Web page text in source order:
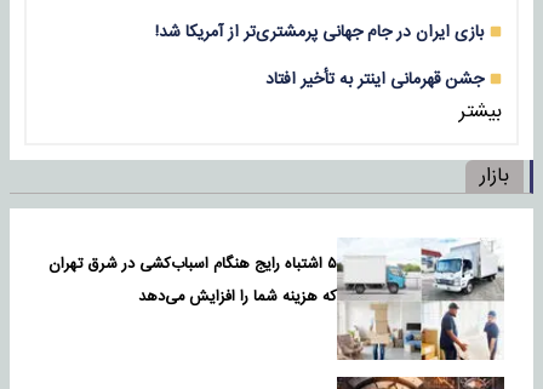
بازی‌ ایران در جام جهانی پرمشتری‌تر از آمریکا شد!
جشن قهرمانی اینتر به تأخیر افتاد
بیشتر
بازار
۵ اشتباه رایج هنگام اسباب‌کشی در شرق تهران
که هزینه شما را افزایش می‌دهد